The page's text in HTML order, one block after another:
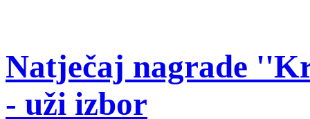
Natječaj nagrade
- uži izbor